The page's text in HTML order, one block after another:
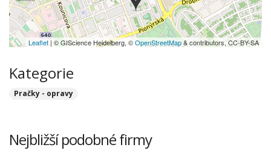
Leaflet | © GIScience Heidelberg, ©OpenStreetMap& contributors, CC-BY-SA
Kategorie
Pračky - opravy
Nejbližší podobné firmy